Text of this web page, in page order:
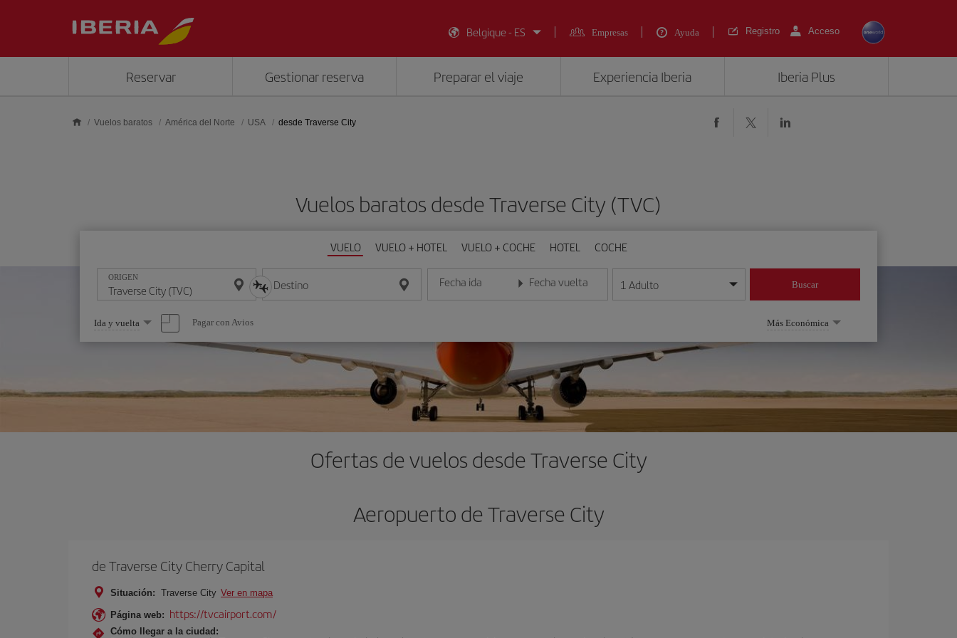
Belgique - ES
Empresas Ayuda Registro Acceso
Reservar Gestionar reserva Preparar el viaje Experiencia Iberia Iberia Plus
Vuelos baratos América del Norte USA desde Traverse City
Vuelos baratos desde Traverse City (TVC)
VUELO VUELO + HOTEL VUELO + COCHE HOTEL COCHE
ORIGEN Destino Fecha ida
Introduce la fecha en formato día/mes/año
Fecha vuelta
Introduce la fecha en formato día/mes/año
1 Adulto Buscar
Seleccione
una
opción
Ida y vuelta Pagar con Avios Más Económica
Ofertas de vuelos desde Traverse City
Aeropuerto de Traverse City
de Traverse City Cherry Capital
Situación: Traverse City Ver en mapa
Página web: https://tvcairport.com/
Cómo llegar a la ciudad: